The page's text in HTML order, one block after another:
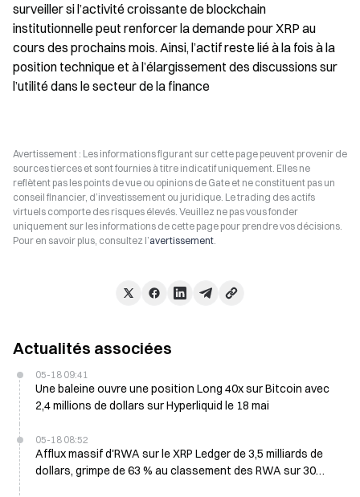
surveiller si l’activité croissante de blockchain
institutionnelle peut renforcer la demande pour XRP au
cours des prochains mois. Ainsi, l’actif reste lié à la fois à la
position technique et à l’élargissement des discussions sur
l’utilité dans le secteur de la finance
Avertissement : Les informations figurant sur cette page peuvent provenir de
sources tierces et sont fournies à titre indicatif uniquement. Elles ne
reflètent pas les points de vue ou opinions de Gate et ne constituent pas un
conseil financier, d’investissement ou juridique. Le trading des actifs
virtuels comporte des risques élevés. Veuillez ne pas vous fonder
uniquement sur les informations de cette page pour prendre vos décisions.
Pour en savoir plus, consultez l’avertissement.
Actualités associées
05-18 09:41
Une baleine ouvre une position Long 40x sur Bitcoin avec
2,4 millions de dollars sur Hyperliquid le 18 mai
05-18 08:52
Afflux massif d'RWA sur le XRP Ledger de 3,5 milliards de
dollars, grimpe de 63 % au classement des RWA sur 30